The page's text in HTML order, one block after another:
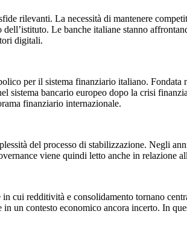
rilevanti. La necessità di mantenere
Le banche italiane stanno
digitali.
per il sistema finanziario italiano.
sistema bancario europeo dopo la crisi
finanziario internazionale.
del processo di stabilizzazione. Negli
viene quindi letto anche in relazione
cui redditività e consolidamento tornano
in un contesto economico ancora incerto. In